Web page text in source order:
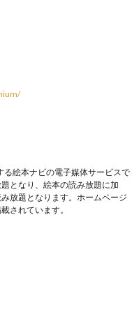
絵本ナビの電子媒体サービスで
となり、絵本の読み放題に加
放題となります。ホームページ
されています。